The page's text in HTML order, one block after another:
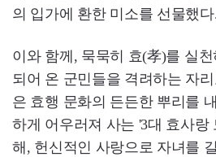
의 입가에 환한 미소를 선물했
이와 함께, 묵묵히 효(孝)를 실
되어 온 군민들을 격려하는 자
은 효행 문화의 든든한 뿌리를
하게 어우러져 사는 '3대 효사랑
해, 헌신적인 사랑으로 자녀를